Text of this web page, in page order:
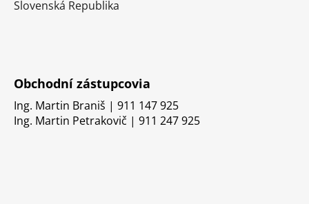
Slovenská Republika
Obchodní zástupcovia
Ing. Martin Braniš | 911 147 925
Ing. Martin Petrakovič | 911 247 925